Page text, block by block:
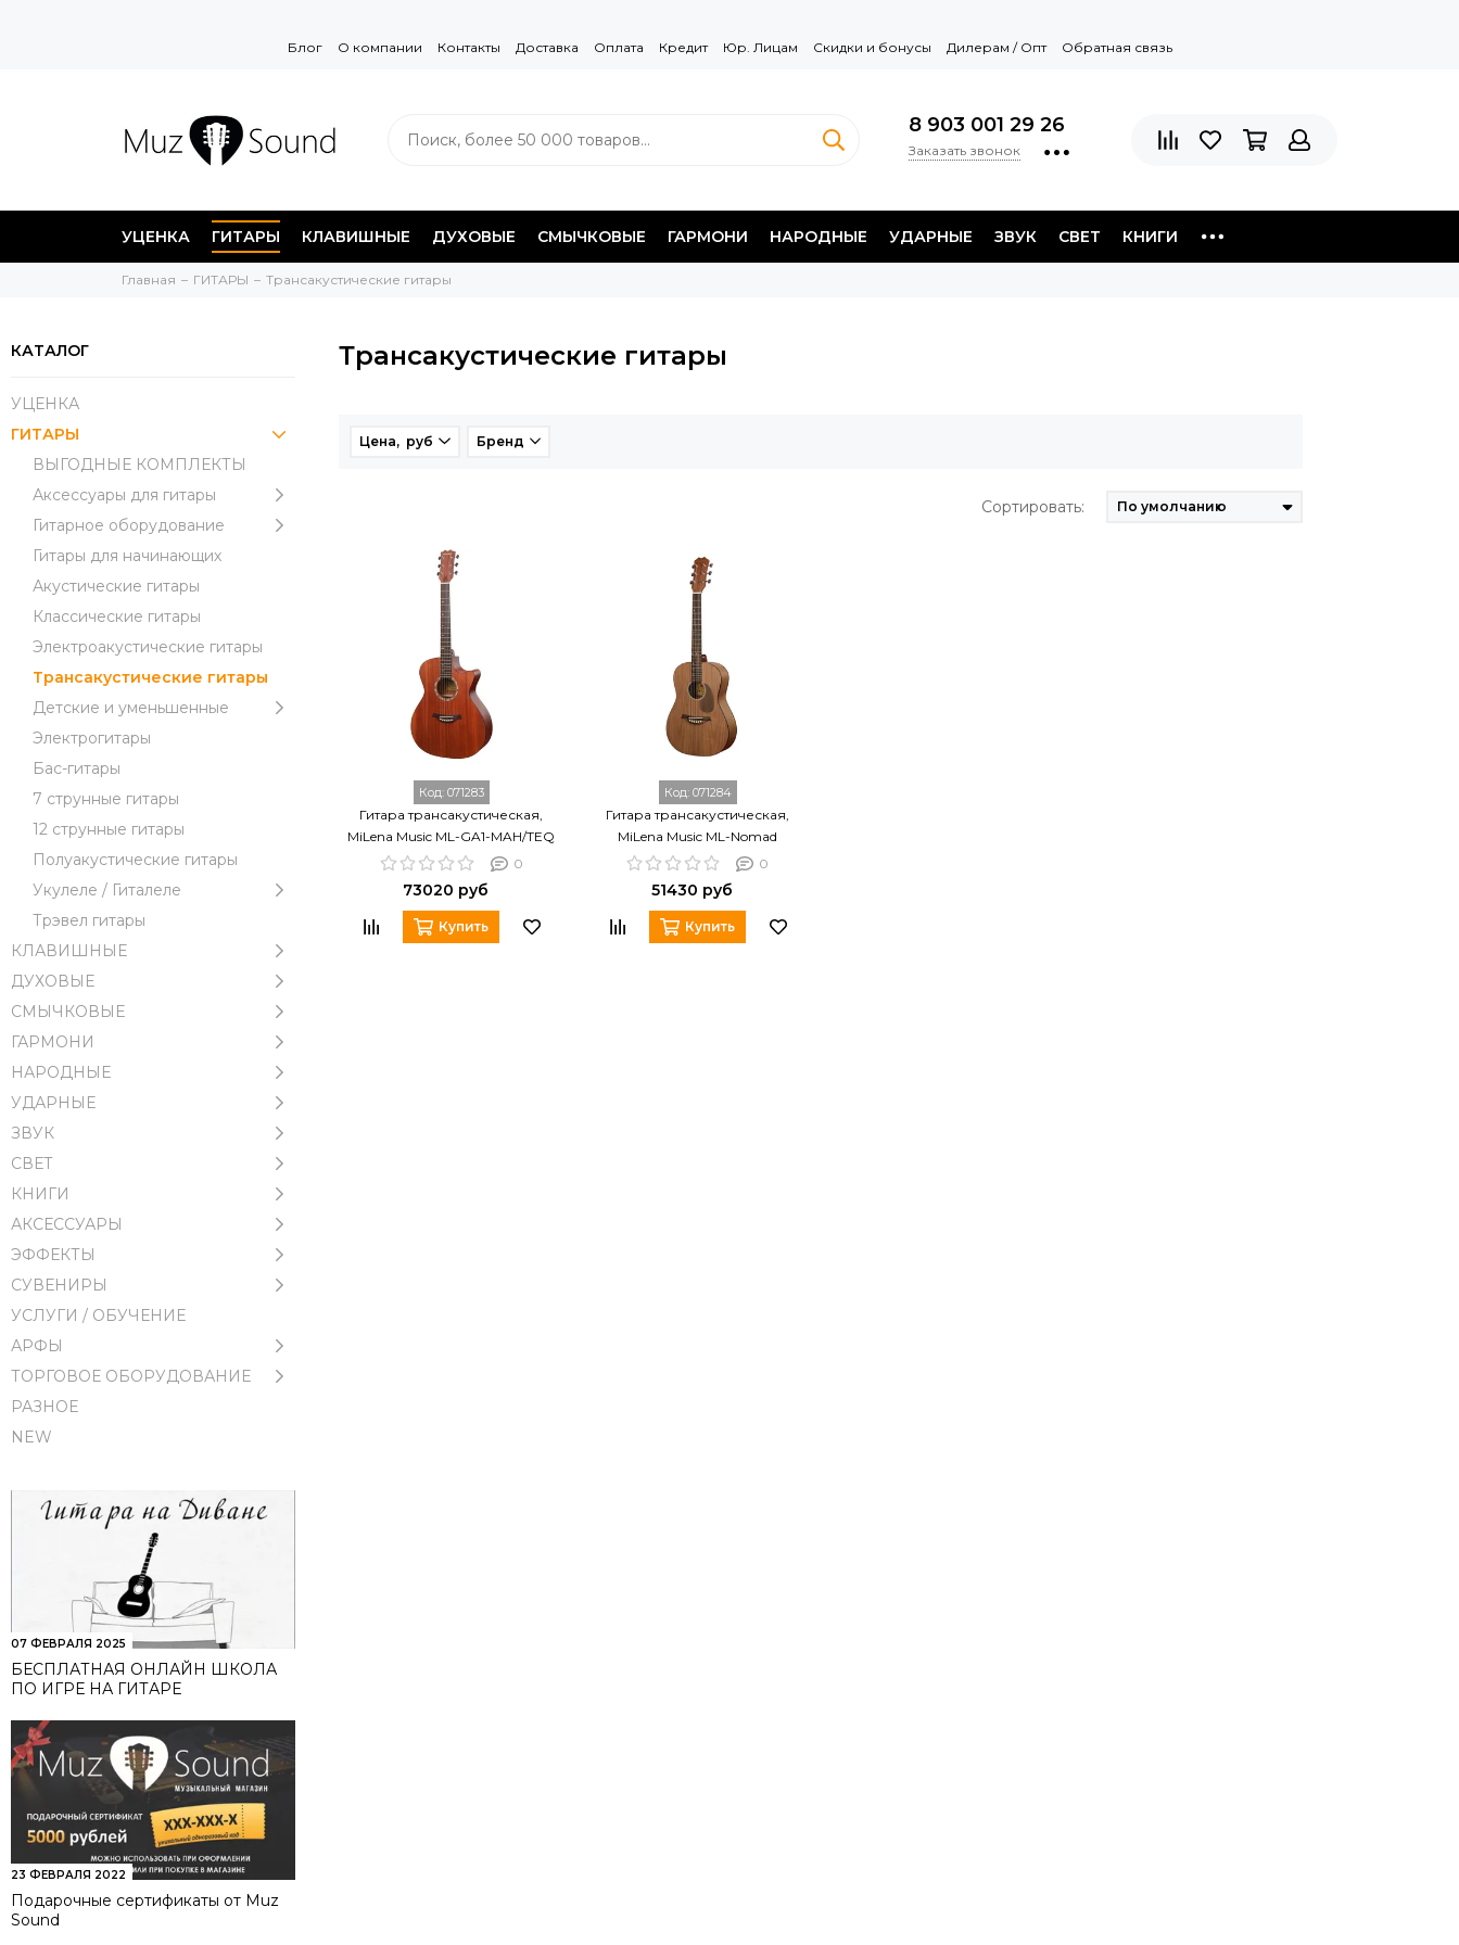
Блог О компании Контакты Доставка Оплата Кредит Юр. Лицам Скидки и бонусы Дилерам / Опт Обратная связь
8 903 001 29 26
Заказать звонок
УЦЕНКА ГИТАРЫ КЛАВИШНЫЕ ДУХОВЫЕ СМЫЧКОВЫЕ ГАРМОНИ НАРОДНЫЕ УДАРНЫЕ ЗВУК СВЕТ КНИГИ
Главная ГИТАРЫ Трансакустические гитары
КАТАЛОГ
УЦЕНКА
ГИТАРЫ
ВЫГОДНЫЕ КОМПЛЕКТЫ
Аксессуары для гитары
Гитарное оборудование
Гитары для начинающих
Акустические гитары
Классические гитары
Электроакустические гитары
Трансакустические гитары
Детские и уменьшенные
Электрогитары
Бас-гитары
7 струнные гитары
12 струнные гитары
Полуакустические гитары
Укулеле / Гиталеле
Трэвел гитары
КЛАВИШНЫЕ
ДУХОВЫЕ
СМЫЧКОВЫЕ
ГАРМОНИ
НАРОДНЫЕ
УДАРНЫЕ
ЗВУК
СВЕТ
КНИГИ
АКСЕССУАРЫ
ЭФФЕКТЫ
СУВЕНИРЫ
УСЛУГИ / ОБУЧЕНИЕ
АРФЫ
ТОРГОВОЕ ОБОРУДОВАНИЕ
РАЗНОЕ
NEW
07 ФЕВРАЛЯ 2025
БЕСПЛАТНАЯ ОНЛАЙН ШКОЛА
ПО ИГРЕ НА ГИТАРЕ
23 ФЕВРАЛЯ 2022
Подарочные сертификаты от Muz
Sound
Трансакустические гитары
Цена, руб Бренд
Сортировать:
Код: 071283
Гитара трансакустическая,
MiLena Music ML-GA1-MAH/TEQ
0
73020 руб
Купить
Код: 071284
Гитара трансакустическая,
MiLena Music ML-Nomad
0
51430 руб
Купить